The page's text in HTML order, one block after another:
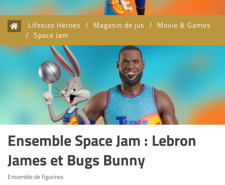
Lifesize Heroes / Magasin de jus / Movie & Games
/ Space Jam
Ensemble Space Jam : Lebron
James et Bugs Bunny
Ensemble de figurines